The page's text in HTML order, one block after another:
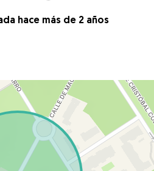
hace más de 2 años